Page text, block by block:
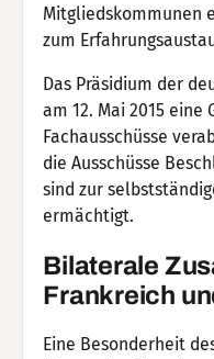
Mitgliedskommunen
zum
Das Präsidium der
am 12. Mai 2015
Fachausschüsse
die Ausschüsse
sind zur
ermächtigt.
Bilaterale
Frankreich
Eine Besonderheit